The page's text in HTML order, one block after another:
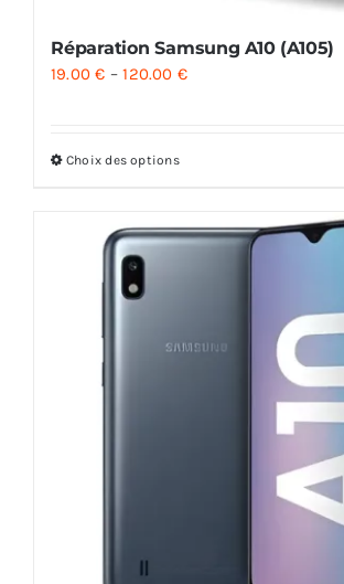
Réparation Samsung A10 (A105)
19.00€ –120.00 €
Choix des options